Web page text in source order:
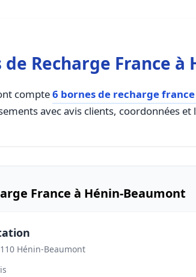
de Recharge France
compte6 bornes de recharge france
avec avis clients, coordonnées et
France à Hénin-Beaumont
Hénin-Beaumont